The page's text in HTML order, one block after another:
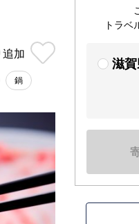
追加
鍋
トラベ
滋賀